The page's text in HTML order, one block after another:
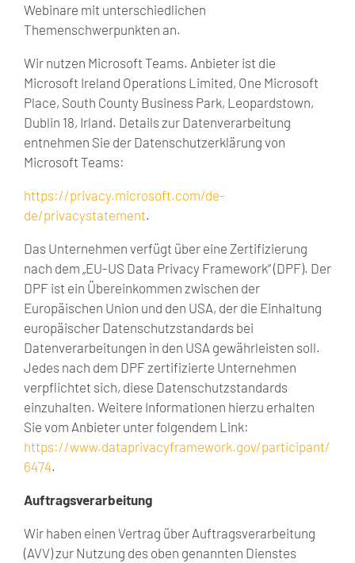
Webinare mit unterschiedlichen
Themenschwerpunkten an.
Wir nutzen Microsoft Teams. Anbieter ist die
Microsoft Ireland Operations Limited, One Microsoft
Place, South County Business Park, Leopardstown,
Dublin 18, Irland. Details zur Datenverarbeitung
entnehmen Sie der Datenschutzerklärung von
Microsoft Teams:
https://privacy.microsoft.com/de-
de/privacystatement.
Das Unternehmen verfügt über eine Zertifizierung
nach dem „EU-US Data Privacy Framework“ (DPF). Der
DPF ist ein Übereinkommen zwischen der
Europäischen Union und den USA, der die Einhaltung
europäischer Datenschutzstandards bei
Datenverarbeitungen in den USA gewährleisten soll.
Jedes nach dem DPF zertifizierte Unternehmen
verpflichtet sich, diese Datenschutzstandards
einzuhalten. Weitere Informationen hierzu erhalten
Sie vom Anbieter unter folgendem Link:
https://www.dataprivacyframework.gov/participant/
6474.
Auftragsverarbeitung
Wir haben einen Vertrag über Auftragsverarbeitung
(AVV) zur Nutzung des oben genannten Dienstes